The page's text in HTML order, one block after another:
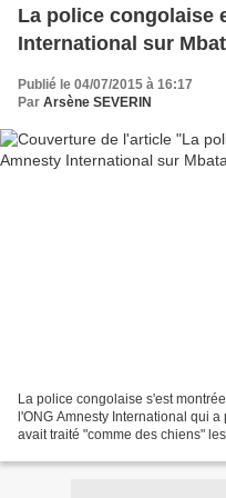
La police congolaise
International sur
Publié le 04/07/2015 à 16:17
Par Arsène SEVERIN
La police congolaise s'est
l'ONG Amnesty International qui
avait traité "comme des chiens"